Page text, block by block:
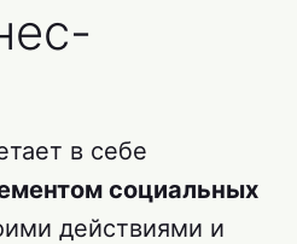
в себе
социальных
действиями и